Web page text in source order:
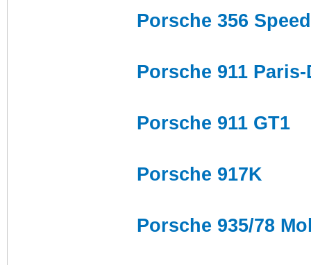
Porsche 356
Porsche 911 Paris-
Porsche 911 GT1
Porsche 917K
Porsche 935/78